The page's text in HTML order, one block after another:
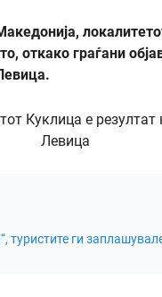
откако граѓани
туристите ги